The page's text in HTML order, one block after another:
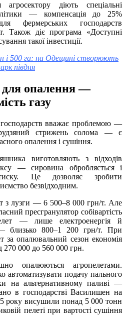
діють спеціальні
— компенсація до 25%
фермерських господарств
Також діє програма «Доступні
такої інвестиції.
і 500 га: на Одещині створюють
півдня
для опалення —
газу
господарств вважає проблемою —
стрижень солома — є
опалення і сушіння.
виготовляють з відходів
— сировина обробляється і
Це дозволяє зробити
безвідходним.
з лузги — 6 500–8 000 грн/т. Але
пресгранулятор собівартість
— лише електроенергія й
— близько 800–1 200 грн/т. При
за опалювальний сезон економія
270 000 до 560 000 грн.
опалюються агропелетами.
автоматизувати подачу пального
на альтернативному паливі —
в господарстві Василишен на
року висушили понад 5 000 тонн
пелеті при вартості сушіння